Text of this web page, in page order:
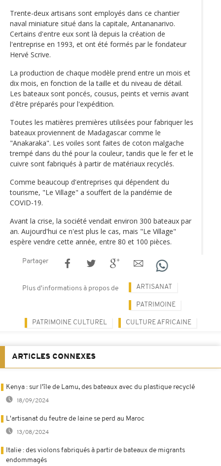
Trente-deux artisans sont employés dans ce chantier
naval miniature situé dans la capitale, Antananarivo.
Certains d'entre eux sont là depuis la création de
l'entreprise en 1993, et ont été formés par le fondateur
Hervé Scrive.
La production de chaque modèle prend entre un mois et
dix mois, en fonction de la taille et du niveau de détail.
Les bateaux sont poncés, cousus, peints et vernis avant
d'être préparés pour l'expédition.
Toutes les matières premières utilisées pour fabriquer les
bateaux proviennent de Madagascar comme le
"Anakaraka". Les voiles sont faites de coton malgache
trempé dans du thé pour la couleur, tandis que le fer et le
cuivre sont fabriqués à partir de matériaux recyclés.
Comme beaucoup d'entreprises qui dépendent du
tourisme, "Le Village" a souffert de la pandémie de
COVID-19.
Avant la crise, la société vendait environ 300 bateaux par
an. Aujourd'hui ce n'est plus le cas, mais "Le Village"
espère vendre cette année, entre 80 et 100 pièces.
Partager
Plus d'informations à propos de ARTISANAT
PATRIMOINE
PATRIMOINE CULTUREL CULTURE AFRICAINE
ARTICLES CONNEXES
Kenya : sur l'île de Lamu, des bateaux avec du plastique recyclé
18/09/2024
L'artisanat du feutre de laine se perd au Maroc
13/08/2024
Italie : des violons fabriqués à partir de bateaux de migrants
endommagés